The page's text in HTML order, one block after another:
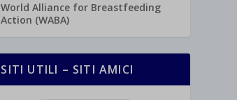
World Alliance for Breastfeeding
Action (WABA)
SITI UTILI – SITI AMICI